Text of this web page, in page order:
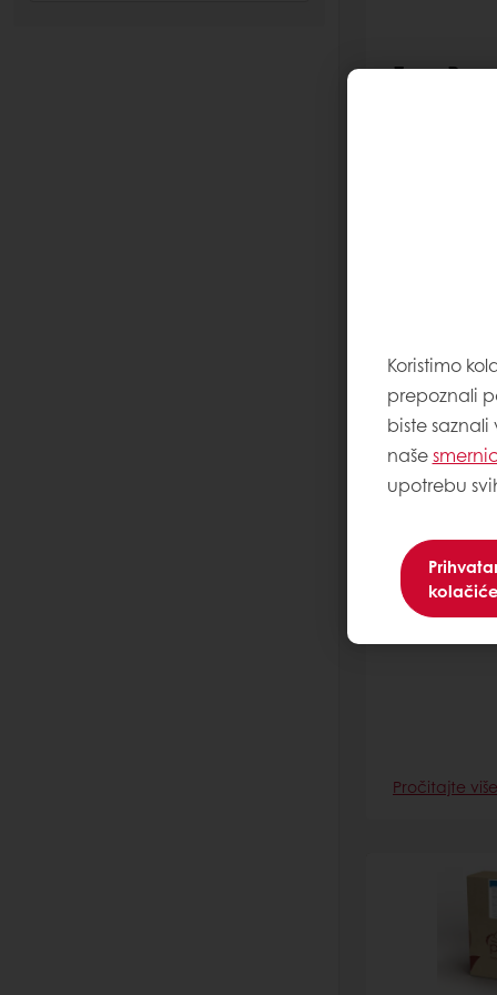
Easy
Deli
Baza za
pečenje sa
Pročitajte više
Koristimo
prepoznali
biste
naše
upotrebu
kolačiće